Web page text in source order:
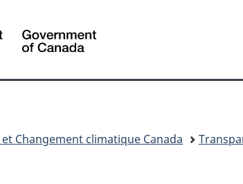
Canada
Changement climatique Canada